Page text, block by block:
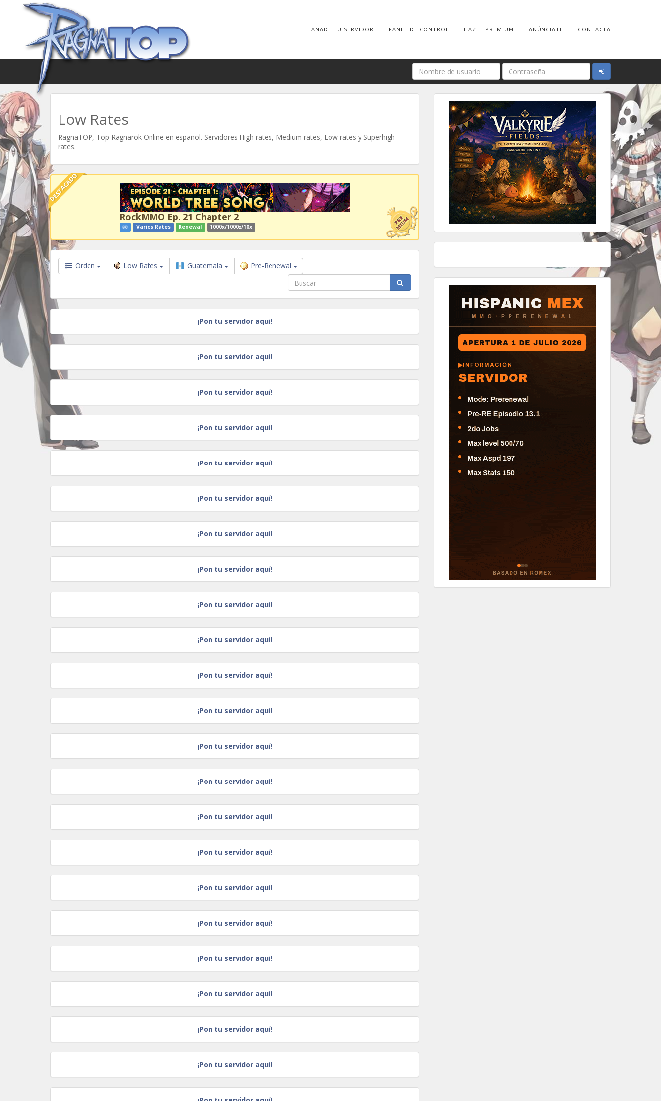
AÑADE TU SERVIDOR PANEL DE CONTROL HAZTE PREMIUM ANÚNCIATE CONTACTA
Low Rates
RagnaTOP, Top Ragnarok Online en español. Servidores High rates, Medium rates, Low rates y Superhigh
rates.
DESTACADO
RockMMO Ep. 21 Chapter 2
Varios Rates Renewal 1000x/1000x/10x
Orden Low Rates Guatemala Pre-Renewal
¡Pon tu servidor aquí!
¡Pon tu servidor aquí!
¡Pon tu servidor aquí!
¡Pon tu servidor aquí!
¡Pon tu servidor aquí!
¡Pon tu servidor aquí!
¡Pon tu servidor aquí!
¡Pon tu servidor aquí!
¡Pon tu servidor aquí!
¡Pon tu servidor aquí!
¡Pon tu servidor aquí!
¡Pon tu servidor aquí!
¡Pon tu servidor aquí!
¡Pon tu servidor aquí!
¡Pon tu servidor aquí!
¡Pon tu servidor aquí!
¡Pon tu servidor aquí!
¡Pon tu servidor aquí!
¡Pon tu servidor aquí!
¡Pon tu servidor aquí!
¡Pon tu servidor aquí!
¡Pon tu servidor aquí!